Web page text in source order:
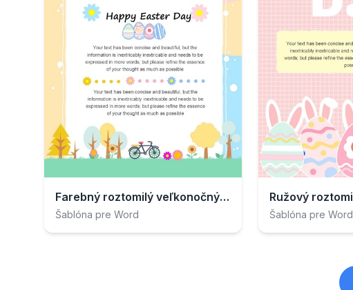
Farebný roztomilý veľkonočný plagát
Šablóna pre Word Šablóna pre Word